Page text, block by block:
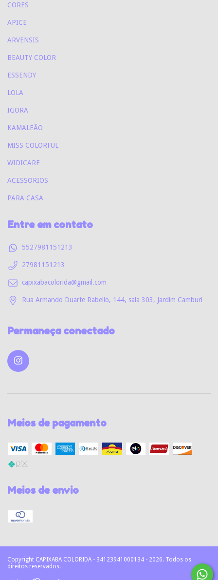
CORES
APICE
ARVENSIS
BEAUTY COLOR
ESSENDY
LOLA
IGORA
KAMALEÃO
MISS COLORFUL
WIDICARE
ACESSORIOS
PARA CASA
Entre em contato
5527981151213
27981151213
capixabacolorida@gmail.com
Rua Armando Duarte Rabello, 144, sala 303, Jardim Camburi
Permaneça conectado
Meios de pagamento
Meios de envio
Copyright CAPIXABA COLORIDA - 34123941000134 - 2026. Todos os
direitos reservados.